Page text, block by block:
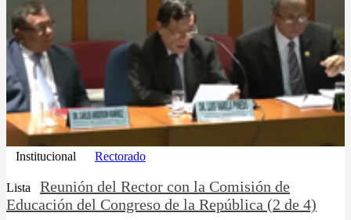
Institucional Rectorado
Lista
Reunión del Rector con la Comisión de
Educación del Congreso de la República (2 de 4)